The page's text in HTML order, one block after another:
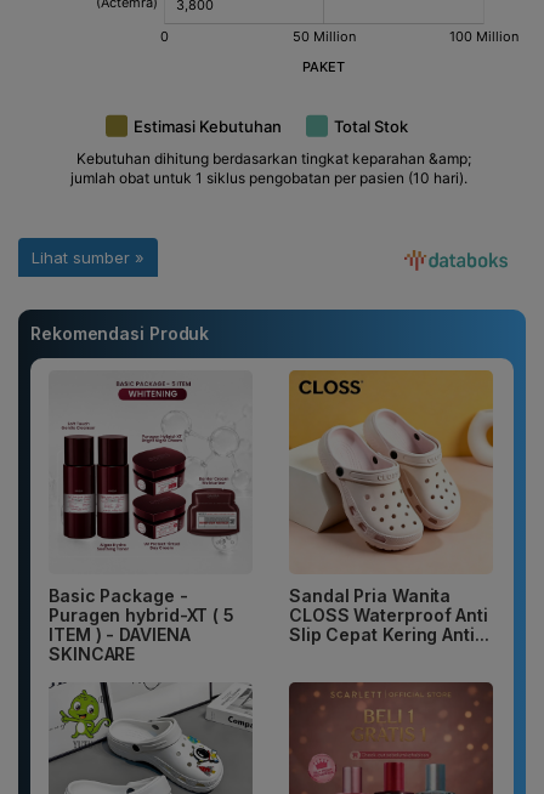
Rekomendasi Produk
Basic Package -
Puragen hybrid-XT ( 5
ITEM ) - DAVIENA
SKINCARE
Sandal Pria Wanita
CLOSS Waterproof Anti
Slip Cepat Kering Anti...